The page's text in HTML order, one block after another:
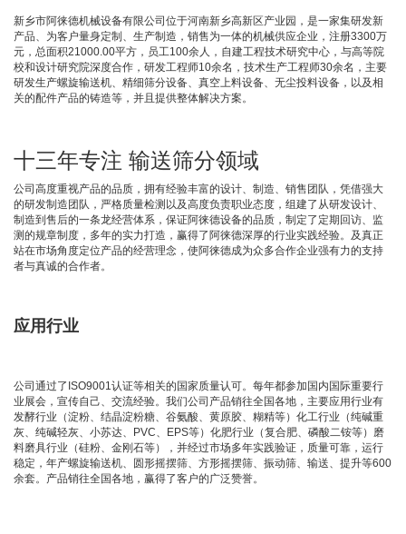
新乡市阿徕德机械设备有限公司位于河南新乡高新区产业园，是一家集研发新
产品、为客户量身定制、生产制造，销售为一体的机械供应企业，注册3300万
元，总面积21000.00平方，员工100余人，自建工程技术研究中心，与高等院
校和设计研究院深度合作，研发工程师10余名，技术生产工程师30余名，主要
研发生产螺旋输送机、精细筛分设备、真空上料设备、无尘投料设备，以及相
关的配件产品的铸造等，并且提供整体解决方案。
十三年专注 输送筛分领域
公司高度重视产品的品质，拥有经验丰富的设计、制造、销售团队，凭借强大
的研发制造团队，严格质量检测以及高度负责职业态度，组建了从研发设计、
制造到售后的一条龙经营体系，保证阿徕德设备的品质，制定了定期回访、监
测的规章制度，多年的实力打造，赢得了阿徕德深厚的行业实践经验。及真正
站在市场角度定位产品的经营理念，使阿徕德成为众多合作企业强有力的支持
者与真诚的合作者。
应用行业
公司通过了ISO9001认证等相关的国家质量认可。每年都参加国内国际重要行
业展会，宣传自己、交流经验。我们公司产品销往全国各地，主要应用行业有
发酵行业（淀粉、结晶淀粉糖、谷氨酸、黄原胶、糊精等）化工行业（纯碱重
灰、纯碱轻灰、小苏达、PVC、EPS等）化肥行业（复合肥、磷酸二铵等）磨
料磨具行业（硅粉、金刚石等），并经过市场多年实践验证，质量可靠，运行
稳定，年产螺旋输送机、圆形摇摆筛、方形摇摆筛、振动筛、输送、提升等600
余套。产品销往全国各地，赢得了客户的广泛赞誉。